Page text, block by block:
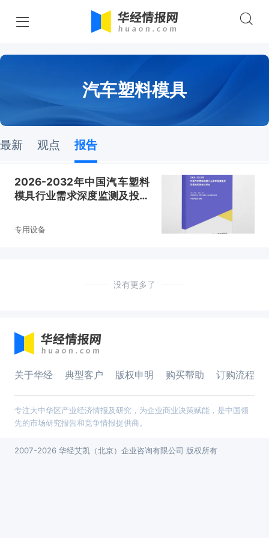
汽车塑料模具
最新 观点 报告
2026-2032年中国汽车塑料
模具行业需求深度监测及投资
专用设备
没有更多了
关于华经 典型客户 版权申明 购买帮助 订购流程
专注大中华区产业经济情报及研究，为企业商业决策赋能，是中国领
先的市场研究报告和竞争情报提供商。
2007-2026 华经艾凯（北京）企业咨询有限公司 版权所有